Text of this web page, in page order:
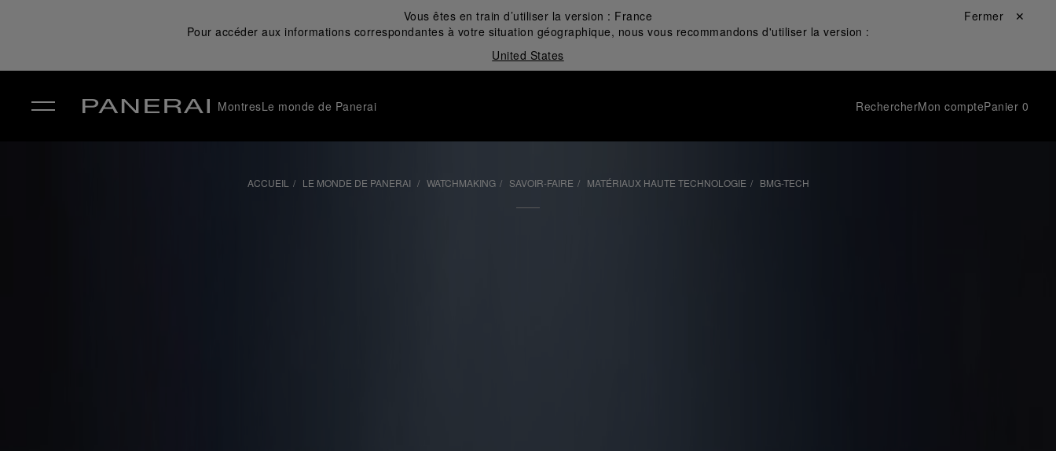
Vous êtes en train d’utiliser la version : France
Pour accéder aux informations correspondantes à votre situation géographique, nous vous recommandons d'utiliser la version :
United States
Fermer ✕
MontresLe monde de Panerai RechercherMon comptePanier 0
ACCUEIL LE MONDE DE PANERAI WATCHMAKING SAVOIR-FAIRE MATÉRIAUX HAUTE TECHNOLOGIE BMG-TECH